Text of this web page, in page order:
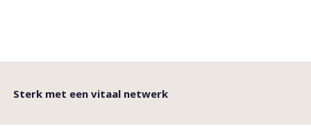
Sterk met een vitaal netwerk